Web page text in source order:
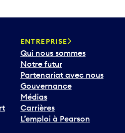
ENTREPRISE
Qui nous sommes
Notre futur
Partenariat avec nous
Gouvernance
Médias
Carrières
L’emploi à Pearson